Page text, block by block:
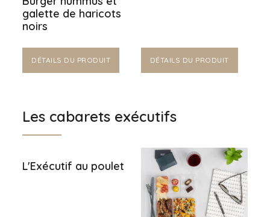
galette de haricots
noirs
DÉTAILS DU PRODUIT DÉTAILS DU PRODUIT
Les cabarets exécutifs
L'Exécutif au poulet